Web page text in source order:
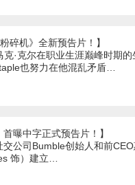
碎机》全新预告片！】
·克尔在职业生涯巅峰时期
也努力在他混乱矛盾…
首曝中字正式预告片！】
公司Bumble创始人和前
饰）建立…